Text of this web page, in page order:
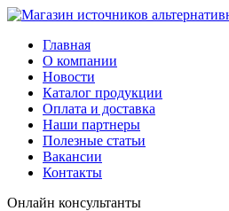
Главная
О компании
Новости
Каталог продукции
Оплата и доставка
Наши партнеры
Полезные статьи
Вакансии
Контакты
Онлайн консультанты